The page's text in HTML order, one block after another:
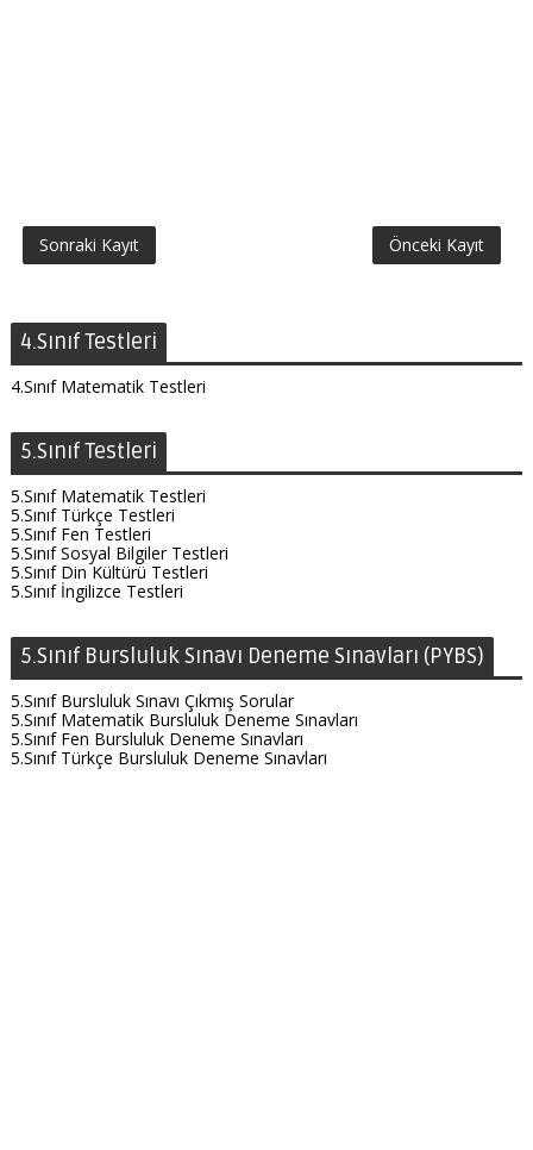
Sonraki Kayıt Önceki Kayıt
4.Sınıf Testleri
4.Sınıf Matematik Testleri
5.Sınıf Testleri
5.Sınıf Matematik Testleri
5.Sınıf Türkçe Testleri
5.Sınıf Fen Testleri
5.Sınıf Sosyal Bilgiler Testleri
5.Sınıf Din Kültürü Testleri
5.Sınıf İngilizce Testleri
5.Sınıf Bursluluk Sınavı Deneme Sınavları (PYBS)
5.Sınıf Bursluluk Sınavı Çıkmış Sorular
5.Sınıf Matematik Bursluluk Deneme Sınavları
5.Sınıf Fen Bursluluk Deneme Sınavları
5.Sınıf Türkçe Bursluluk Deneme Sınavları